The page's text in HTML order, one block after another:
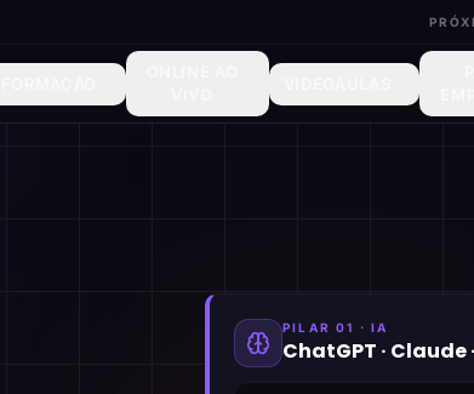
PILAR 01 · IA
ChatGPT · Claude